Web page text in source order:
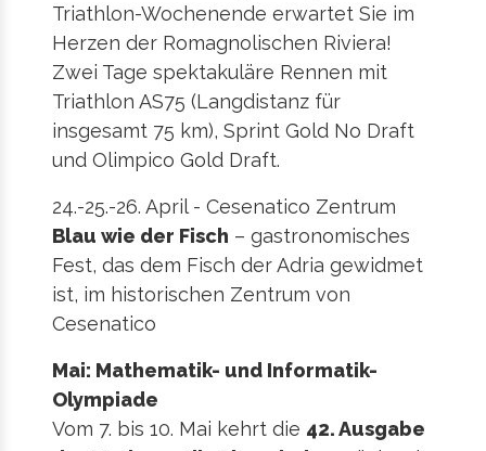
Triathlon-Wochenende erwartet Sie im
Herzen der Romagnolischen Riviera!
Zwei Tage spektakuläre Rennen mit
Triathlon AS75 (Langdistanz für
insgesamt 75 km), Sprint Gold No Draft
und Olimpico Gold Draft.
24.-25.-26. April - Cesenatico Zentrum
Blau wie der Fisch – gastronomisches
Fest, das dem Fisch der Adria gewidmet
ist, im historischen Zentrum von
Cesenatico
Mai: Mathematik- und Informatik-
Olympiade
Vom 7. bis 10. Mai kehrt die 42. Ausgabe